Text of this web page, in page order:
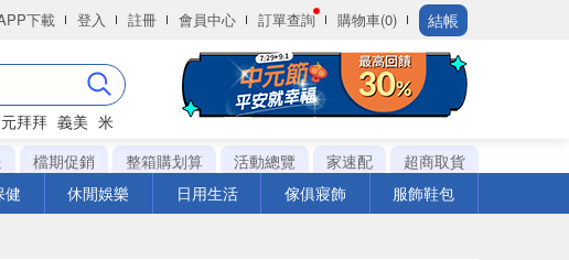
下載 登入 註冊 會員中心 訂單查詢 購物車(0) 結帳
拜拜 義美 米
檔期促銷 整箱購划算 活動總覽 家速配
超商取貨
健 休閒娛樂 日用生活 傢俱寢飾 服飾鞋包